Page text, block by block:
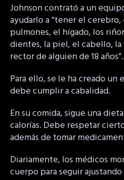
Johnson contrató a un
ayudarlo a “tener el
pulmones, el hígado, los
dientes, la piel, el cabello,
rector de alguien de 18 años”.
Para ello, se le ha creado
debe cumplir a cabalidad.
En su comida, sigue una
calorías. Debe respetar
además de tomar
Diariamente, los médicos
cuerpo para seguir